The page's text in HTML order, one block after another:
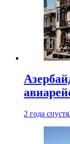
2 года спустя